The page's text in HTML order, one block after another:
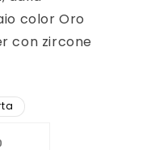
color Oro
con zircone